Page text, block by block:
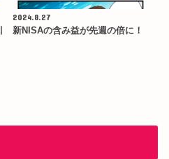
2024.8.27
新NISAの含み益が先週の倍に！